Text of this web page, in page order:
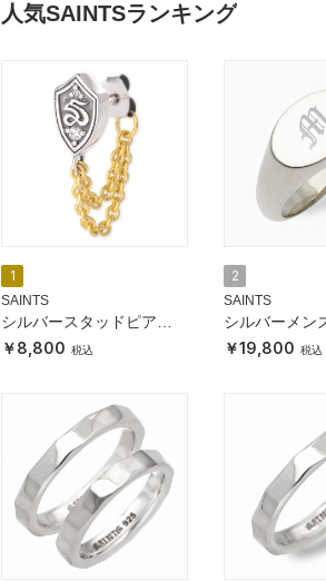
人気SAINTSランキング
1
SAINTS
シルバースタッドピアス
(片耳用)
8,800
2
SAINTS
シルバーメン
19,800